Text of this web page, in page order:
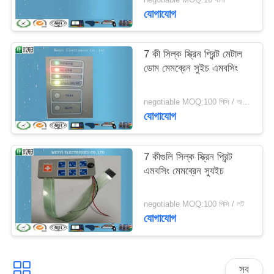
যোগাযোগ
7 কী সিল্ক স্ক্রিন প্রিন্ট মেটাল
ডোম মেমব্রেন সুইচ এমবসিং
negotiable MOQ:100 পিসি / অনেক
যোগাযোগ
7 কীগুলি সিল্ক স্ক্রিন প্রিন্ট
এমবসিং মেমব্রেন স্যুইচ
negotiable MOQ:100 পিসি / লট
যোগাযোগ
সব